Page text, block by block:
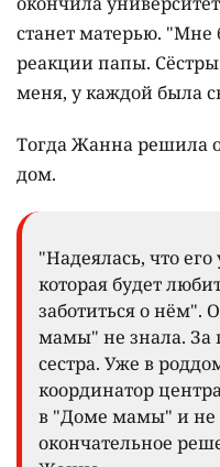
беременности она
человеку, с которым
поддержки он ушёл.
кошмар. Я не знала,
беременность, пока
Позже Жанна всё же
Возвращаться домой
знал о беременности
представляла, как
окончила
станет матерью. "Мне
реакции папы.
меня, у каждой была
Тогда Жанна решила